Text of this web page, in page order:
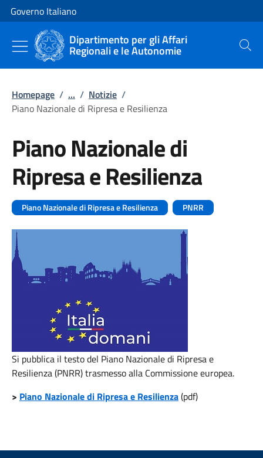
Vai al contenuto
Vai alla navigazione del sito
Governo Italiano
Dipartimento per gli Affari
Regionali e le Autonomie Cerca
Homepage / ... / Notizie /
Piano Nazionale di Ripresa e Resilienza
Piano Nazionale di
Ripresa e Resilienza
Piano Nazionale di Ripresa e Resilienza PNRR
Si pubblica il testo del Piano Nazionale di Ripresa e
Resilienza (PNRR) trasmesso alla Commissione europea.
> Piano Nazionale di Ripresa e Resilienza(pdf)